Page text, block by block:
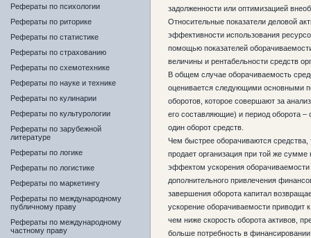
Рефераты по психологии
Рефераты по риторике
Рефераты по статистике
Рефераты по страхованию
Рефераты по схемотехнике
Рефераты по науке и технике
Рефераты по кулинарии
Рефераты по культурологии
Рефераты по зарубежной
литературе
Рефераты по логике
Рефераты по логистике
Рефераты по маркетингу
Рефераты по международному
публичному праву
Рефераты по международному
частному праву
задолженности или оптимизацией
Относительные показатели деловой
эффективности использования
помощью показателей
величины и рентабельности средств
В общем случае оборачиваемость
оценивается следующими основными
оборотов, которое совершают за
его составляющие) и период оборота –
один оборот средств.
Чем быстрее оборачиваются
продает организация при той же
эффектом ускорения
дополнительного привлечения
завершения оборота капитал
ускорение оборачиваемости приводит
чем ниже скорость оборота активов,
больше потребность в